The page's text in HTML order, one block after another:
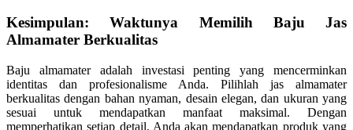
Kesimpulan: Waktunya Memilih Baju Jas
Almamater Berkualitas
Baju almamater adalah investasi penting yang mencerminkan
identitas dan profesionalisme Anda. Pilihlah jas almamater
berkualitas dengan bahan nyaman, desain elegan, dan ukuran yang
sesuai untuk mendapatkan manfaat maksimal. Dengan
memperhatikan setiap detail, Anda akan mendapatkan produk yang